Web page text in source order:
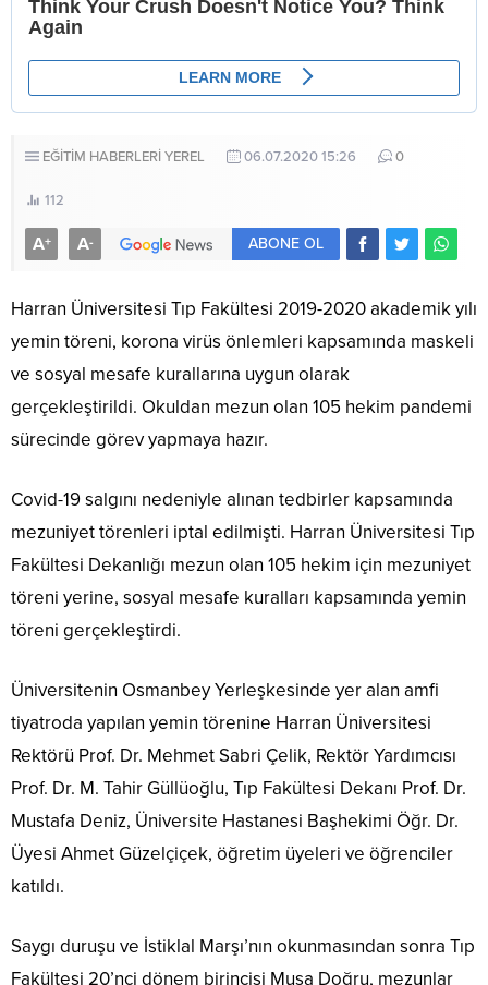
EĞİTİM HABERLERİYEREL 06.07.2020 15:26 0
112
A+ A- ABONE OL
Harran Üniversitesi Tıp Fakültesi 2019-2020 akademik yılı
yemin töreni, korona virüs önlemleri kapsamında maskeli
ve sosyal mesafe kurallarına uygun olarak
gerçekleştirildi. Okuldan mezun olan 105 hekim pandemi
sürecinde görev yapmaya hazır.
Covid-19 salgını nedeniyle alınan tedbirler kapsamında
mezuniyet törenleri iptal edilmişti. Harran Üniversitesi Tıp
Fakültesi Dekanlığı mezun olan 105 hekim için mezuniyet
töreni yerine, sosyal mesafe kuralları kapsamında yemin
töreni gerçekleştirdi.
Üniversitenin Osmanbey Yerleşkesinde yer alan amfi
tiyatroda yapılan yemin törenine Harran Üniversitesi
Rektörü Prof. Dr. Mehmet Sabri Çelik, Rektör Yardımcısı
Prof. Dr. M. Tahir Güllüoğlu, Tıp Fakültesi Dekanı Prof. Dr.
Mustafa Deniz, Üniversite Hastanesi Başhekimi Öğr. Dr.
Üyesi Ahmet Güzelçiçek, öğretim üyeleri ve öğrenciler
katıldı.
Saygı duruşu ve İstiklal Marşı’nın okunmasından sonra Tıp
Fakültesi 20’nci dönem birincisi Musa Doğru, mezunlar